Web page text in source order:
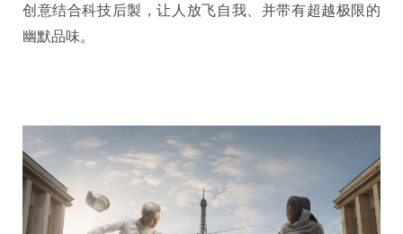
创意结合科技后製，让人放飞自我、并带有超越极限的
幽默品味。